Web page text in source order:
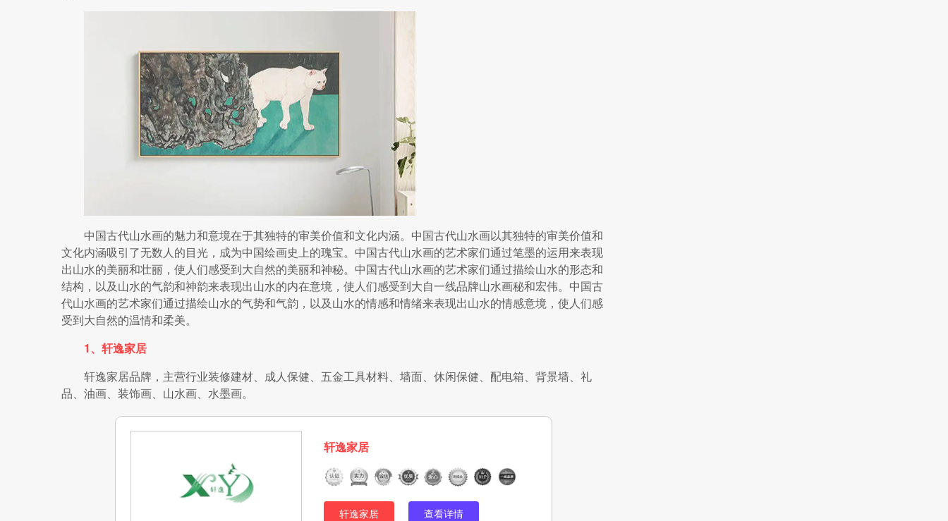
中国古代山水画的魅力和意境在于其独特的审美价值和文化内涵。中国古代山水画以其独特的审美价值和
文化内涵吸引了无数人的目光，成为中国绘画史上的瑰宝。中国古代山水画的艺术家们通过笔墨的运用来表现
出山水的美丽和壮丽，使人们感受到大自然的美丽和神秘。中国古代山水画的艺术家们通过描绘山水的形态和
结构，以及山水的气韵和神韵来表现出山水的内在意境，使人们感受到大自一线品牌山水画秘和宏伟。中国古
代山水画的艺术家们通过描绘山水的气势和气韵，以及山水的情感和情绪来表现出山水的情感意境，使人们感
受到大自然的温情和柔美。
1、轩逸家居
轩逸家居品牌，主营行业装修建材、成人保健、五金工具材料、墙面、休闲保健、配电箱、背景墙、礼
品、油画、装饰画、山水画、水墨画。
轩逸家居
轩逸家居 查看详情